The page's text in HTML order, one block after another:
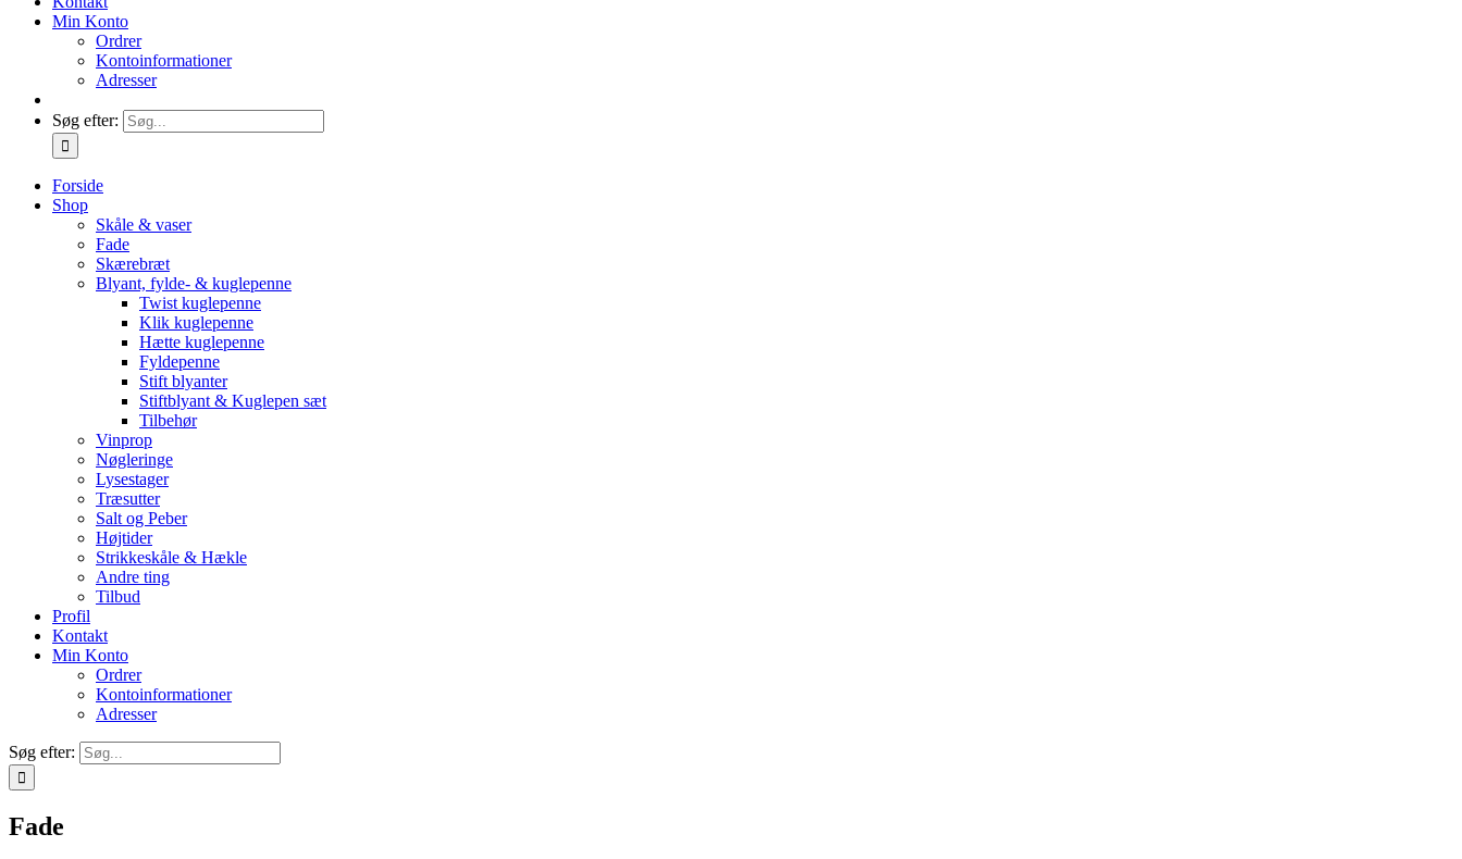
Min Konto
Ordrer
Kontoinformationer
Adresser
Søg efter:
Forside
Shop
Skåle & vaser
Fade
Skærebræt
Blyant, fylde- & kuglepenne
Twist kuglepenne
Klik kuglepenne
Hætte kuglepenne
Fyldepenne
Stift blyanter
Stiftblyant & Kuglepen sæt
Tilbehør
Vinprop
Nøgleringe
Lysestager
Træsutter
Salt og Peber
Højtider
Strikkeskåle & Hækle
Andre ting
Tilbud
Profil
Kontakt
Min Konto
Ordrer
Kontoinformationer
Adresser
Søg efter:
Fade